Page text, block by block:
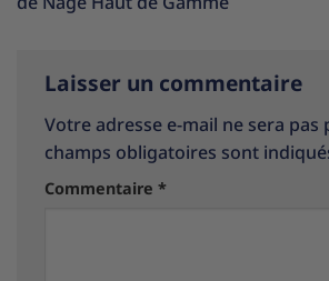
Laisser un commentaire
Votre adresse e-mail ne sera pas
champs obligatoires sont
Commentaire *